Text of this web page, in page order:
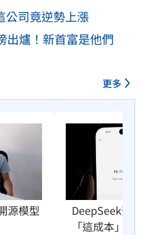
司竟逆勢上漲
出爐！新首富是他們
更多
源模型
DeepSeek預
「這成本」撐